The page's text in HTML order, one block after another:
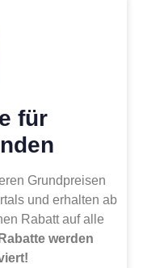
für
Grundpreisen
und erhalten ab
Rabatt auf alle
werden